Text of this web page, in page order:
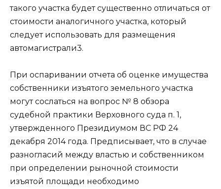
такого участка будет существенно отличаться от
стоимости аналогичного участка, который
следует использовать для размещения
автомагистрали3.
При оспаривании отчета об оценке имущества
собственники изъятого земельного участка
могут сослаться на вопрос № 8 обзора
судебной практики Верховного суда п. 1,
утвержденного Президиумом ВС РФ 24
декабря 2014 года. Предписывает, что в случае
разногласий между властью и собственником
при определении рыночной стоимости
изъятой площади необходимо